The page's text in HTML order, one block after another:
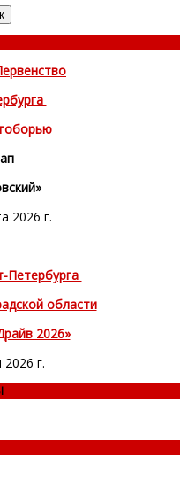
2026 г.
Петербурга
области
2026»
г.